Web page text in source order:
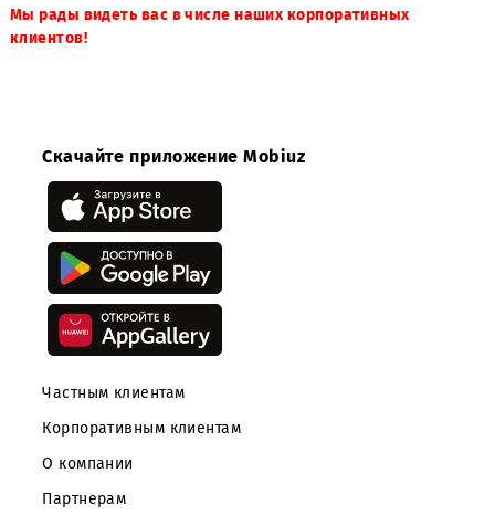
Скачать бланки заявлений Вы можетездесь
0990 (только корпоративным абонентам ООО
+998 97 130 09 09
Мы рады видеть вас в числе наших корпоративных
клиентов!
Скачайте приложение Mobiuz